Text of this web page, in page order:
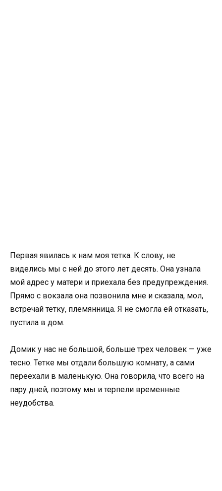
Первая явилась к нам моя тетка. К слову, не
виделись мы с ней до этого лет десять. Она узнала
мой адрес у матери и приехала без предупреждения.
Прямо с вокзала она позвонила мне и сказала, мол,
встречай тетку, племянница. Я не смогла ей отказать,
пустила в дом.
Домик у нас не большой, больше трех человек — уже
тесно. Тетке мы отдали большую комнату, а сами
переехали в маленькую. Она говорила, что всего на
пару дней, поэтому мы и терпели временные
неудобства.